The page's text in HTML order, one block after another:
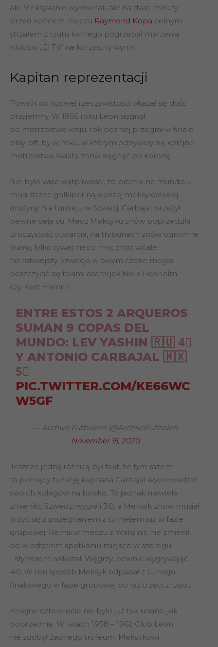
ale Meksykanie wyrównali, ale na dwie minuty
przed końcem meczu Raymond Kopa celnym
strzałem z rzutu karnego pogrzebał marzenia
kibiców „El Tri” na korzystny wynik.
Kapitan reprezentacji
Powrót do ligowej rzeczywistości okazał się dość
przyjemny. W 1956 roku Leon sięgnął
po mistrzostwo kraju, rok później przegrał w finale
play-off, by w roku, w którym odbywały się kolejne
mistrzostwa świata znów sięgnąć po koronę.
Nie było więc wątpliwości, że bramki na mundialu
musi strzec golkiper najlepszej meksykańskiej
drużyny. Na turnieju w Szwecji Carbajal przeżył
pewne deja vu. Mecz Meksyku znów poprzedziła
uroczystość otwarcia, na trybunach znów ogromne
tłumy, tylko rywal nieco inny, choć wcale
nie łatwiejszy. Szwecja w owym czasie mogła
poszczycić się takimi asami jak Niels Liedholm
czy Kurt Hamrin.
ENTRE ESTOS 2 ARQUEROS
SUMAN 9 COPAS DEL
MUNDO: LEV YASHIN 🇷🇺 4⃣
Y ANTONIO CARBAJAL 🇲🇽
5⃣
PIC.TWITTER.COM/KE66WC
W5GF
— Archivo Futbolero (@ArchivoFutboler)
November 15, 2020
Jeszcze jedną różnicą był fakt, że tym razem
to pełniący funkcję kapitana Carbajal wyprowadzał
swoich kolegów na boisko. To jednak niewiele
zmieniło, Szwedzi wygrali 3:0, a Meksyk znów musiał
liczyć się z pożegnaniem z turniejem już w fazie
grupowej. Remis w meczu z Walią nic nie zmienił,
bo w ostatnim spotkaniu miejsce w szeregu
Latynosom wskazali Węgrzy, pewnie wygrywając
4:0. W ten sposób Meksyk odpadał z turnieju
finałowego w fazie grupowej po raz trzeci z rzędu.
Kolejne czterolecie nie było już tak udane, jak
poprzednie. W latach 1958 – 1962 Club Leon
nie zdobył żadnego trofeum. Meksykowi